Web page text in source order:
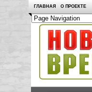
ГЛАВНАЯ О ПРОЕКТЕ